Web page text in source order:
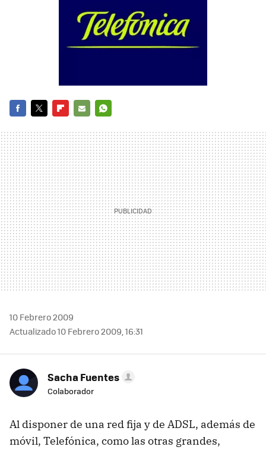
MAIL
10 Febrero 2009
Actualizado 10 Febrero 2009, 16:31
Sacha Fuentes
Colaborador
Al disponer de una red fija y de ADSL, además de
móvil, Telefónica, como las otras grandes,